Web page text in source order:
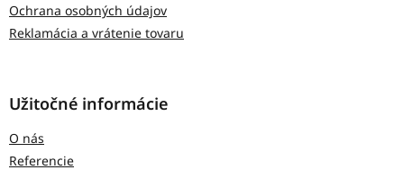
Ochrana osobných údajov
Reklamácia a vrátenie tovaru
Užitočné informácie
O nás
Referencie